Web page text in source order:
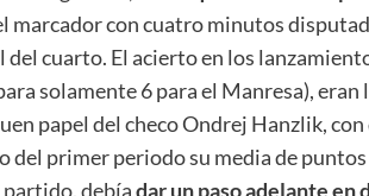
marcador con cuatro minutos
cuarto. El acierto en los
solamente 6 para el Manresa), eran
papel del checo Ondrej Hanzlik,
del primer periodo su media de
partido, debíadar un paso adelante en